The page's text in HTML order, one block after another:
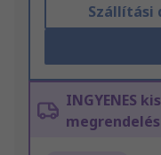
Szállítási
INGYENES